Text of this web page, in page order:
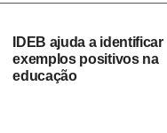
IDEB ajuda a identificar
exemplos positivos na
educação